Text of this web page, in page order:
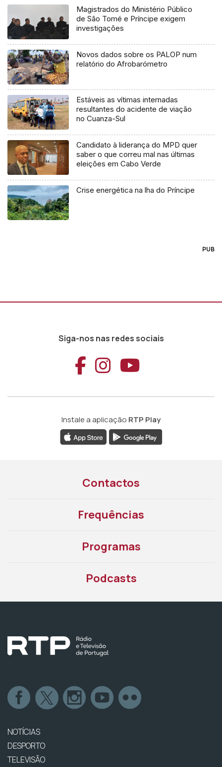
Magistrados do Ministério Público
de São Tomé e Príncipe exigem
investigações
Novos dados sobre os PALOP num
relatório do Afrobarómetro
Estáveis as vítimas internadas
resultantes do acidente de viação
no Cuanza-Sul
Candidato à liderança do MPD quer
saber o que correu mal nas últimas
eleições em Cabo Verde
Crise energética na lha do Príncipe
PUB
Siga-nos nas redes sociais
Aceder ao
Aceder ao
Aceder
Instale a aplicação RTP Play
Contactos
Frequências
Programas
Podcasts
NOTÍCIAS
DESPORTO
TELEVISÃO